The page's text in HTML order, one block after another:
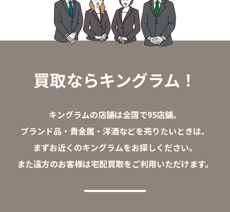
買取ならキングラム！
キングラムの店舗は全国で95店舗。
ブランド品・貴金属・洋酒などを売りたいときは、
まずお近くのキングラムをお探しください。
また遠方のお客様は宅配買取をご利用いただけます。